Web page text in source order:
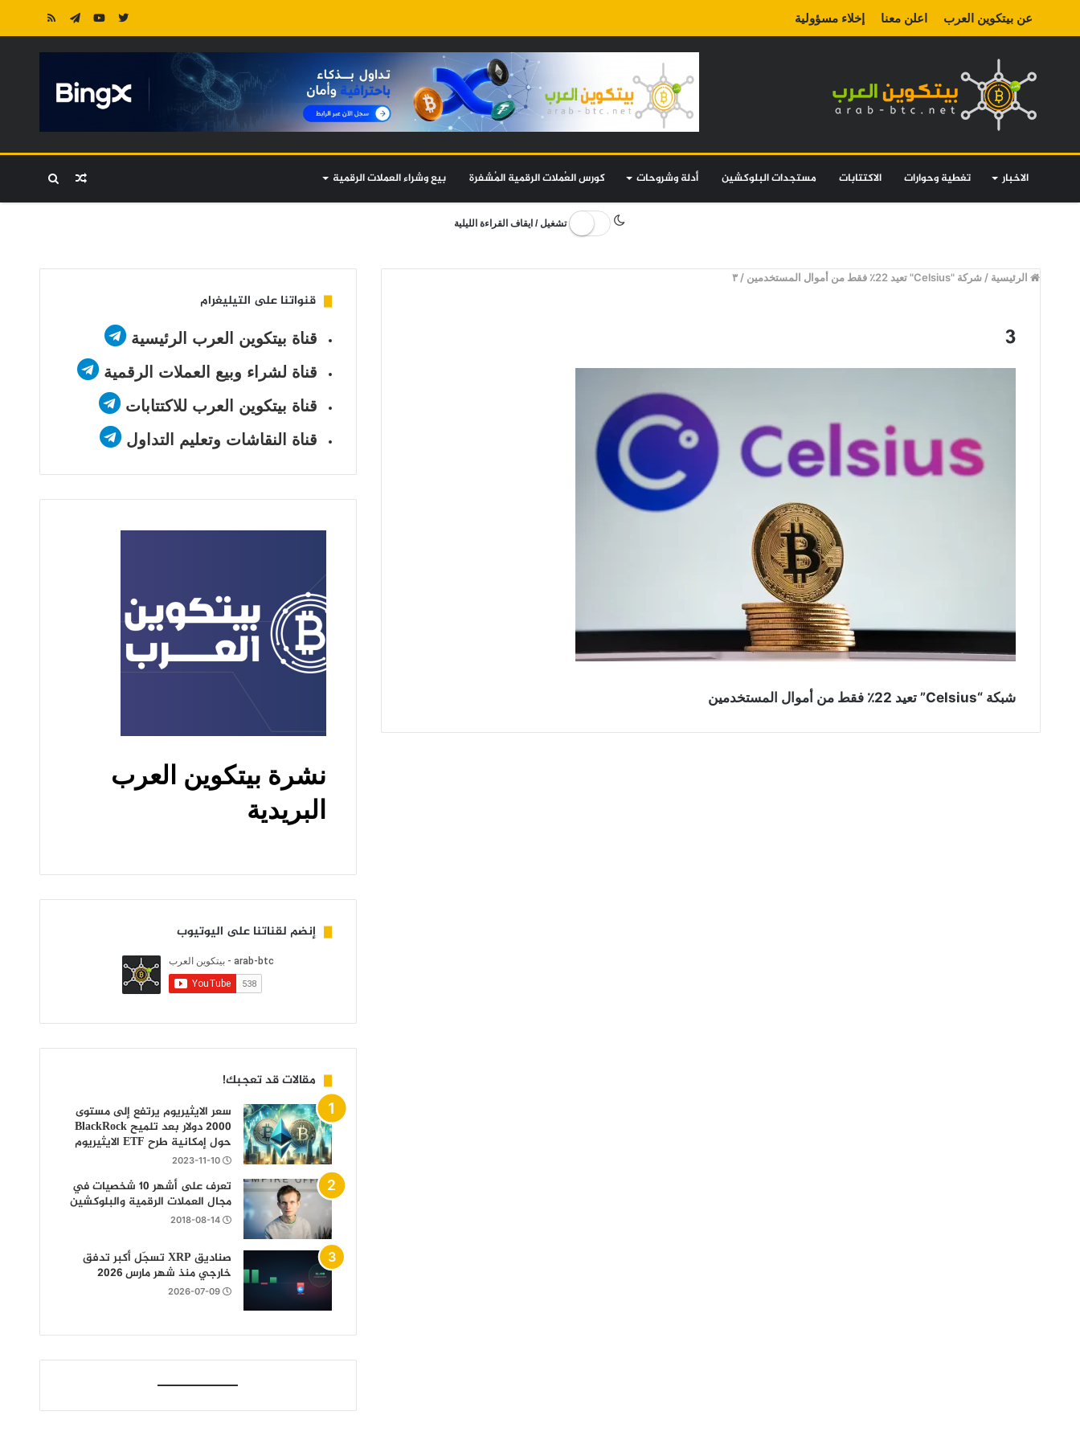
عن بيتكوين العرب اعلن معنا إخلاء مسؤولية
الاخبار تغطية وحوارات الاكتتابات مستجدات البلوكشين أدلة وشروحات كورس العُملات الرقمية المُشفرة بيع وشراء العملات الرقمية بحث مقال
تشغيل / ايقاف القراءة الليلية
الرئيسية / شركة "Celsius" تعيد 22٪ فقط من أموال المستخدمين / ٣
٣
شبكة “Celsius” تعيد 22٪ فقط من أموال المستخدمين
قنواتنا على التيليغرام
قناة بيتكوين العرب الرئيسية
قناة لشراء وبيع العملات الرقمية
قناة بيتكوين العرب للاكتتابات
قناة النقاشات وتعليم التداول
إنضم لقناتنا على اليوتيوب
مقالات قد تعجبك!
سعر الايثيريوم يرتفع إلى مستوى
2000 دولار بعد تلميح BlackRock
حول إمكانية طرح ETF الايثيريوم
2023-11-10
تعرف على أشهر 10 شخصيات في
مجال العملات الرقمية والبلوكشين
2018-08-14
صناديق XRP تسجّل أكبر تدفق
خارجي منذ شهر مارس 2026
2026-07-09